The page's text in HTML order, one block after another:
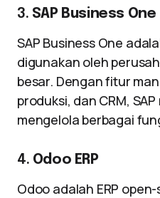
3. SAP Business One
SAP Business One
digunakan oleh
besar. Dengan fitur
produksi, dan CRM,
mengelola berbagai
4. Odoo ERP
Odoo adalah ERP